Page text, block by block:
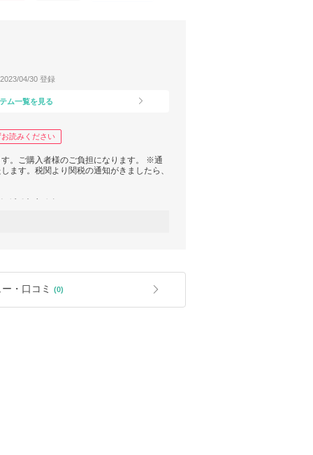
2023/04/30 登録
ム一覧を見る
読みください
。ご購入者様のご負担になります。 ※通
ます。税関より関税の通知がきましたら、
ができません。
おりますが、過剰包装・ラッピングはいた
します。期日を過ぎての対応(返品・交換)
いいたします。
色の見え方が異なる場合がございます。
・口コミ (0)